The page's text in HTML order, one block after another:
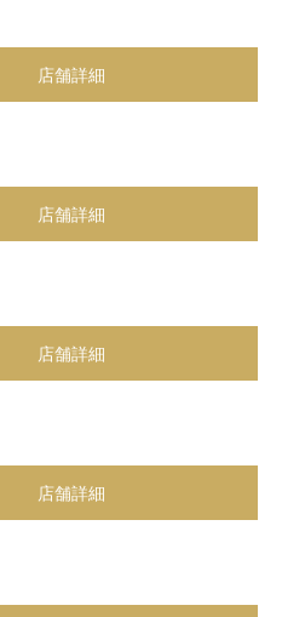
店舗詳細
店舗詳細
店舗詳細
店舗詳細